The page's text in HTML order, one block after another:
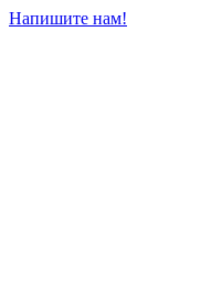
Напишите нам!